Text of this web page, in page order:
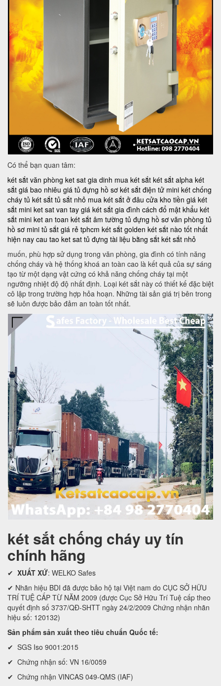
Có thể bạn quan tâm:
két sắt văn phòng ket sat gia dinh mua két sắt két sắt alpha két
sắt giá bao nhiêu giá tủ đựng hồ sơ két sắt điện tử mini két chống
cháy tủ két sắt tủ sắt nhỏ mua két sắt ở đâu cửa kho tiền giá két
sắt mini ket sat van tay giá két sắt gia đình cách đổ mật khẩu két
sắt mini ket an toan két sắt âm tường tủ đựng hồ sơ văn phòng tủ
hồ sơ mini tủ sắt giá rẻ tphcm két sắt golden két sắt nào tốt nhất
hiện nay cau tao ket sat tủ đựng tài liệu bằng sắt két sắt nhỏ
muốn, phù hợp sử dụng trong văn phòng, gia đình có tính năng
chống cháy và hệ thống khoá an toàn cao là kết quả của sự sáng
tạo từ một dạng vật cứng có khả năng chống cháy tại một
ngưỡng nhiệt độ độ nhất định. Loại két sắt này có thiết kế đặc biệt
cô lập trong trường hợp hỏa hoạn. Những tài sản giá trị bên trong
sẽ luôn được bảo đảm an toàn tốt nhất.
két sắt chống cháy uy tín
chính hãng
✔ XUẤT XỨ: WELKO Safes
✔ Nhãn hiệu BDI đã được bảo hộ tại Việt nam do CỤC SỞ HỮU
TRÍ TUỆ CẤP TỪ NĂM 2009 (được Cục Sở Hữu Trí Tuệ cấp theo
quyết định số 3737/QĐ-SHTT ngày 24/2/2009 Chứng nhận nhãn
hiệu số: 120132)
Sản phẩm sản xuất theo tiêu chuẩn Quốc tế:
✔ SGS Iso 9001:2015
✔ Chứng nhận số: VN 16/0059
✔ Chứng nhận VINCAS 049-QMS (IAF)